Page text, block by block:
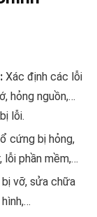
Xác định các lỗi
hỏng nguồn,…
lỗi.
cứng bị hỏng,
phần mềm,…
vỡ, sửa chữa